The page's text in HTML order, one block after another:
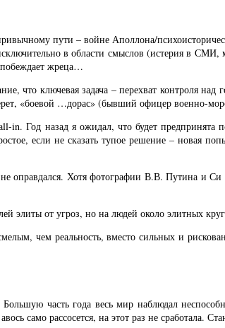
пути – войне Аполлона/
в области смыслов (истерия в
побеждает жреца…
что ключевая задача – перехват контроля
«боевой …дорас» (бывший офицер военно-
Год назад я ожидал, что будет
если не сказать тупое решение – новая
оправдался. Хотя фотографии В.В. Путина и
элиты от угроз, но на людей около элитных
чем реальность, вместо сильных и
часть года весь мир наблюдал
само рассосется, на этот раз не сработала.